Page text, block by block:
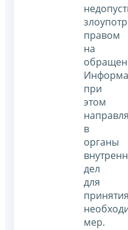
правом
на
при
этом
в
органы
дел
для
принятия
мер.